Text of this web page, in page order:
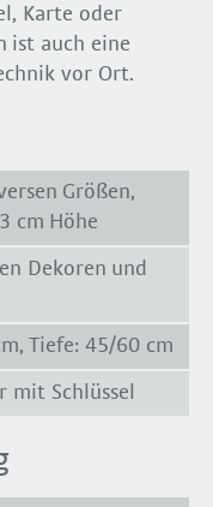
Karte oder
ist auch eine
vor Ort.
Größen,
cm Höhe
Dekoren und
Tiefe: 45/60 cm
mit Schlüssel